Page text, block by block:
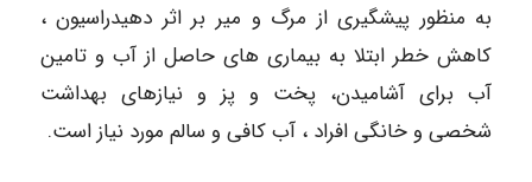
به منظور پیشگیری از مرگ و میر بر اثر دهیدراسیون ،
کاهش خطر ابتلا به بیماری های حاصل از آب و تامین
آب برای آشامیدن، پخت و پز و نیازهای بهداشت
شخصی و خانگی افراد ، آب کافی و سالم مورد نیاز است.